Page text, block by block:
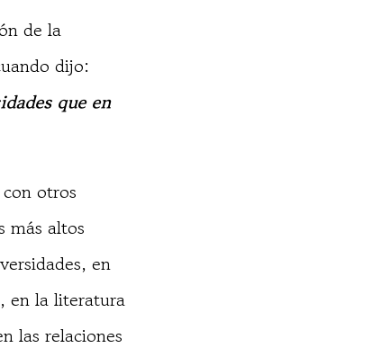
de la
dijo:
que en
otros
más altos
en
en la literatura
las relaciones